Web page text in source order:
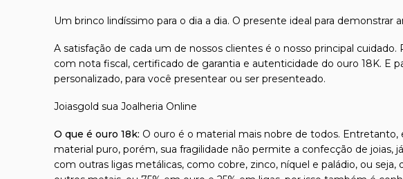
Um brinco lindíssimo para o dia a dia. O presente ideal para demonstrar
A satisfação de cada um de nossos clientes é o nosso principal
com nota fiscal, certificado de garantia e autenticidade do ouro 18K. E
personalizado, para você presentear ou ser presenteado.
Joiasgold sua Joalheria Online
O que é ouro 18k: O ouro é o material mais nobre de todos. Entretanto,
material puro, porém, sua fragilidade não permite a confecção de joias,
com outras ligas metálicas, como cobre, zinco, níquel e paládio, ou